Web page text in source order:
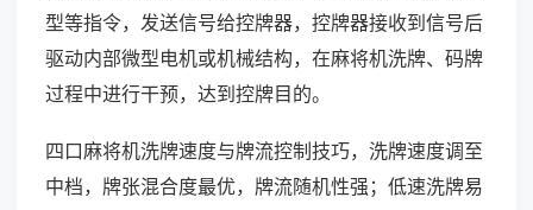
型等指令，发送信号给控牌器，控牌器接收到信号后
驱动内部微型电机或机械结构，在麻将机洗牌、码牌
过程中进行干预，达到控牌目的。
四口麻将机洗牌速度与牌流控制技巧，洗牌速度调至
中档，牌张混合度最优，牌流随机性强；低速洗牌易